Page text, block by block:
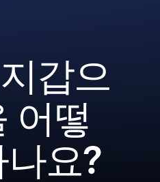
갑으
어떻
요?